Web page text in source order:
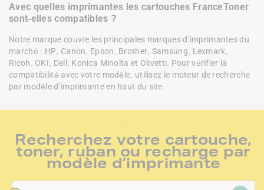
Avec quelles imprimantes les cartouches FranceToner
sont-elles compatibles ?
Notre marque couvre les principales marques d'imprimantes du
marché : HP, Canon, Epson, Brother, Samsung, Lexmark,
Ricoh, OKI, Dell, Konica Minolta et Olivetti. Pour vérifier la
compatibilité avec votre modèle, utilisez le moteur de recherche
par modèle d'imprimante en haut du site.
Recherchez votre cartouche,
toner, ruban ou recharge par
modèle d’imprimante